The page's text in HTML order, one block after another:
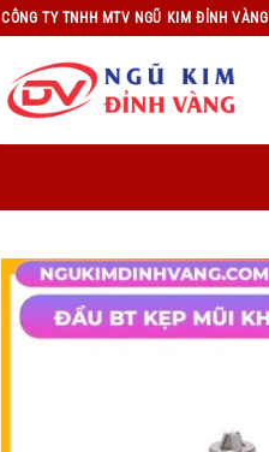
CÔNG TY TNHH MTV NGŨ KIM ĐỈNH VÀNG